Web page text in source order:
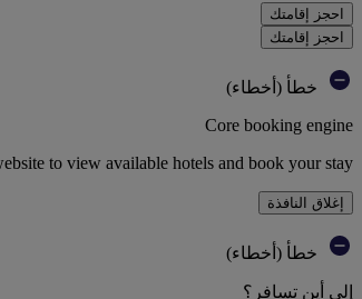
احجز إقامتك
احجز إقامتك
خطأ (أخطاء)
Core booking engine
to view available hotels and book your stay
إغلاق النافذة
خطأ (أخطاء)
إلى أين تسافر؟